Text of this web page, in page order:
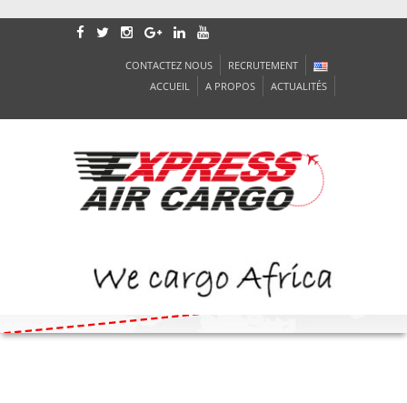
RECRUTEMENT
CONTACTEZ NOUS
ACTUALITÉS
A PROPOS
ACCUEIL